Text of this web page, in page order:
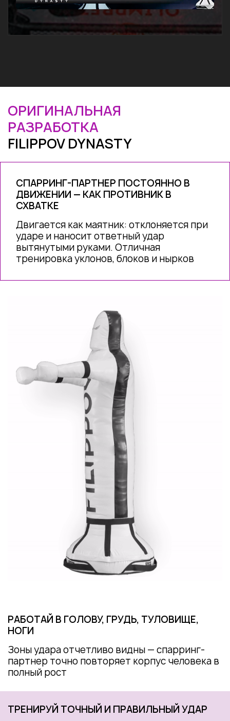
ОРИГИНАЛЬНАЯ
РАЗРАБОТКА
FILIPPOV DYNASTY
СПАРРИНГ-ПАРТНЕР ПОСТОЯННО В
ДВИЖЕНИИ — КАК ПРОТИВНИК В
СХВАТКЕ
Двигается как маятник: отклоняется при
ударе и наносит ответный удар
вытянутыми руками. Отличная
тренировка уклонов, блоков и нырков
РАБОТАЙ В ГОЛОВУ, ГРУДЬ, ТУЛОВИЩЕ,
НОГИ
Зоны удара отчетливо видны — спарринг-
партнер точно повторяет корпус человека в
полный рост
ТРЕНИРУЙ ТОЧНЫЙ И ПРАВИЛЬНЫЙ УДАР